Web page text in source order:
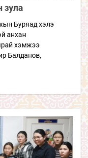
зула
Буряад хэлэ
анхан
хэмжээ
Балданов,